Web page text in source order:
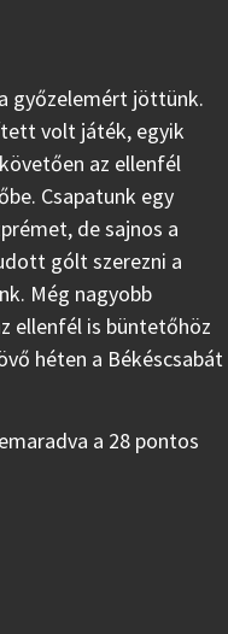
győzelemért jöttünk.
volt játék, egyik
az ellenfél
Csapatunk egy
de sajnos a
gólt szerezni a
Még nagyobb
ellenfél is büntetőhöz
héten a Békéscsabát
a 28 pontos